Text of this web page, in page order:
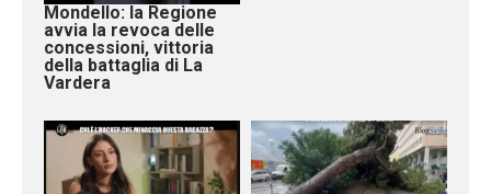
Mondello: la Regione
avvia la revoca delle
concessioni, vittoria
della battaglia di La
Vardera